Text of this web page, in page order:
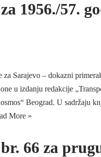
1956./57.
Sarajevo – dokazni
u izdanju redakcije
Beograd. U sadržaju
More »
66 za